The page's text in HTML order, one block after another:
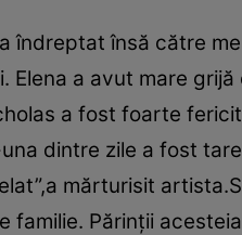
îndreptat însă către
a avut mare
a fost foarte
dintre zile a fost
mărturisit
familie. Părinţii